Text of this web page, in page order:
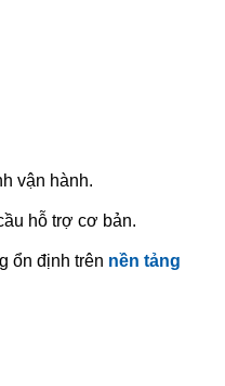
vận hành.
hỗ trợ cơ bản.
ổn định trên nền tảng